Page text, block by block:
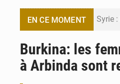
EN CE MOMENT
Burkina: les
à Arbinda sont